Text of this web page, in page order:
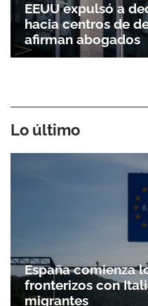
EEUU expulsó a
hacia centros de
afirman abogados
Lo último
España comienza
fronterizos con
migrantes